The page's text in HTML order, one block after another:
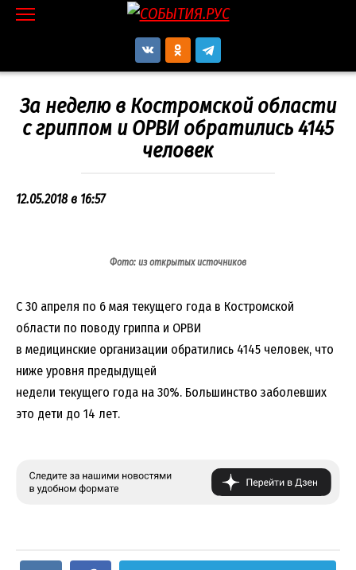
Перейти
За неделю в Костромской области
с гриппом и ОРВИ обратились 4145
человек
12.05.2018 в 16:57
Фото: из открытых источников
С 30 апреля по 6 мая текущего года в Костромской
области по поводу гриппа и ОРВИ
в медицинские организации обратились 4145 человек, что
ниже уровня предыдущей
недели текущего года на 30%. Большинство заболевших
это дети до 14 лет.